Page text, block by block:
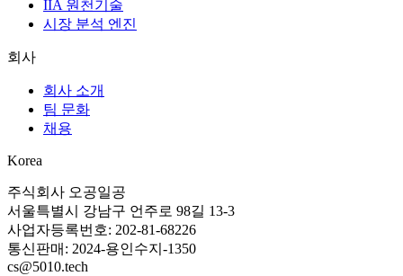
IIA 원천기술
시장 분석 엔진
회사
회사 소개
팀 문화
채용
Korea
주식회사 오공일공
서울특별시 강남구 언주로 98길 13-3
사업자등록번호: 202-81-68226
통신판매: 2024-용인수지-1350
cs@5010.tech